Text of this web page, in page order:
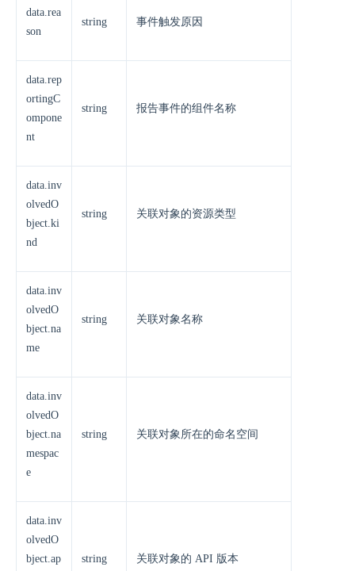
data.rea
son
string 事件触发原因
data.rep
ortingC
ompone
nt
string 报告事件的组件名称
data.inv
olvedO
bject.ki
nd
string 关联对象的资源类型
data.inv
olvedO
bject.na
me
string 关联对象名称
data.inv
olvedO
bject.na
mespac
e
string 关联对象所在的命名空间
data.inv
olvedO
bject.ap
string 关联对象的 API 版本